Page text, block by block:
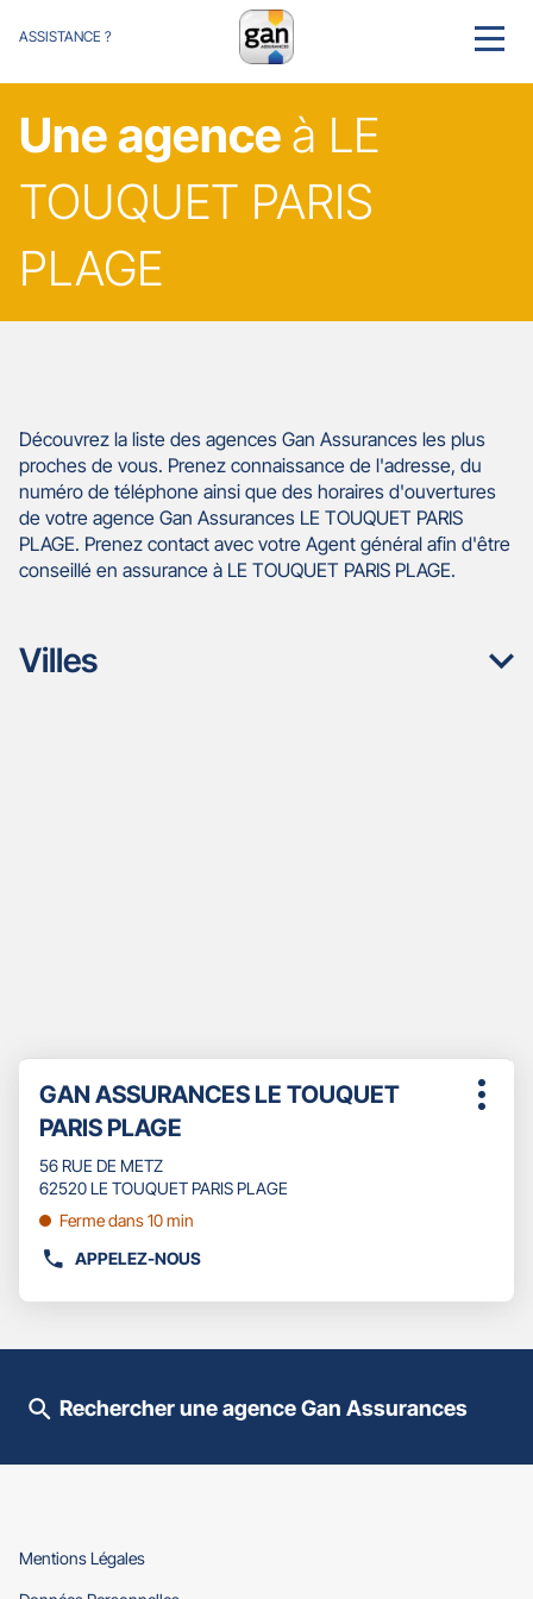
ASSISTANCE ? MENU
Une agence à LE
TOUQUET PARIS
PLAGE
Découvrez la liste des agences Gan Assurances les plus
proches de vous. Prenez connaissance de l'adresse, du
numéro de téléphone ainsi que des horaires d'ouvertures
de votre agence Gan Assurances LE TOUQUET PARIS
PLAGE. Prenez contact avec votre Agent général afin d'être
conseillé en assurance à LE TOUQUET PARIS PLAGE.
Villes
sur
touche
ENTRÉE
pour
plus
amples
informations
Point
de
vente
:
GAN ASSURANCES LE TOUQUET
PARIS PLAGE
56 RUE DE METZ
62520 LE TOUQUET PARIS PLAGE
Ferme dans 10 min
APPELEZ-NOUS
AFFICHER
POINT
VENTE
TOUQUET
Plus
Rechercher une agence Gan Assurances
Mentions Légales(ouvre